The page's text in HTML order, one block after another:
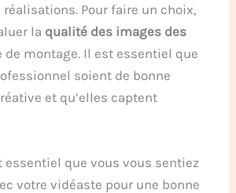
Pour faire un choix,
la qualité des images des
de montage. Il est essentiel que
soient de bonne
et qu’elles captent
essentiel que vous vous sentiez
votre vidéaste pour une bonne